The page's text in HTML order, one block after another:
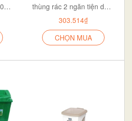
thùng rác công công 100 lít có bánh xe
thùng rác 2 ngăn tiện dụng
303.514₫
CHỌN MUA